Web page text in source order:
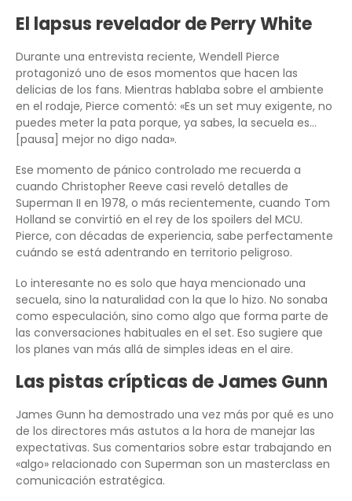
El lapsus revelador de Perry White
Durante una entrevista reciente, Wendell Pierce
protagonizó uno de esos momentos que hacen las
delicias de los fans. Mientras hablaba sobre el ambiente
en el rodaje, Pierce comentó: «Es un set muy exigente, no
puedes meter la pata porque, ya sabes, la secuela es…
[pausa] mejor no digo nada».
Ese momento de pánico controlado me recuerda a
cuando Christopher Reeve casi reveló detalles de
Superman II en 1978, o más recientemente, cuando Tom
Holland se convirtió en el rey de los spoilers del MCU.
Pierce, con décadas de experiencia, sabe perfectamente
cuándo se está adentrando en territorio peligroso.
Lo interesante no es solo que haya mencionado una
secuela, sino la naturalidad con la que lo hizo. No sonaba
como especulación, sino como algo que forma parte de
las conversaciones habituales en el set. Eso sugiere que
los planes van más allá de simples ideas en el aire.
Las pistas crípticas de James Gunn
James Gunn ha demostrado una vez más por qué es uno
de los directores más astutos a la hora de manejar las
expectativas. Sus comentarios sobre estar trabajando en
«algo» relacionado con Superman son un masterclass en
comunicación estratégica.